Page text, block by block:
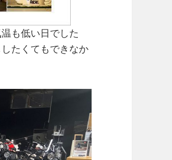
も低い日でした
たくてもできなか